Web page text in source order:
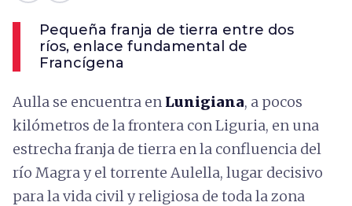
Pequeña franja de tierra entre dos
ríos, enlace fundamental de
Francígena
Aulla se encuentra en Lunigiana, a pocos
kilómetros de la frontera con Liguria, en una
estrecha franja de tierra en la confluencia del
río Magra y el torrente Aulella, lugar decisivo
para la vida civil y religiosa de toda la zona